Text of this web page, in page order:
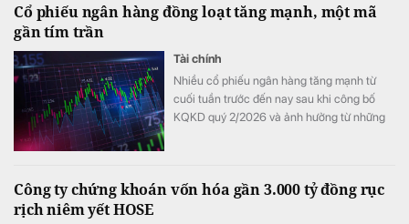
Cổ phiếu ngân hàng đồng loạt tăng mạnh, một mã
gần tím trần
Tài chính
Nhiều cổ phiếu ngân hàng tăng mạnh từ
cuối tuần trước đến nay sau khi công bố
KQKD quý 2/2026 và ảnh hưởng từ những
Công ty chứng khoán vốn hóa gần 3.000 tỷ đồng rục
rịch niêm yết HOSE